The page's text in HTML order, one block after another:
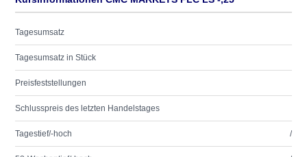
Tagesumsatz
Tagesumsatz in Stück
Preisfeststellungen
Schlusspreis des letzten Handelstages
Tagestief/-hoch /